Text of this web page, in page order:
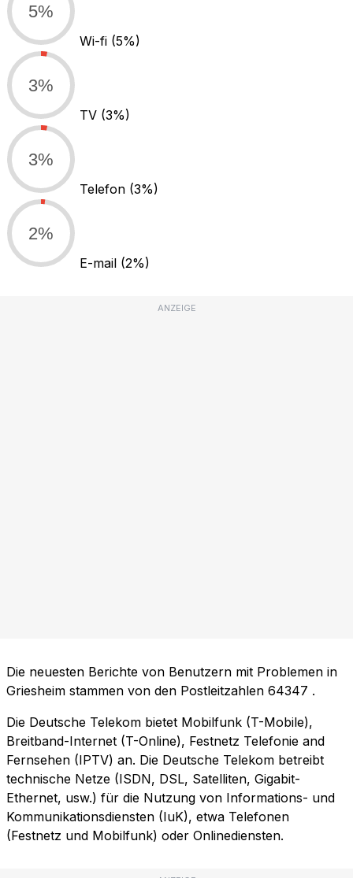
5%
Wi-fi (5%)
3%
TV (3%)
3%
Telefon (3%)
2%
E-mail (2%)
ANZEIGE
Die neuesten Berichte von Benutzern mit Problemen in
Griesheim stammen von den Postleitzahlen 64347 .
Die Deutsche Telekom bietet Mobilfunk (T-Mobile),
Breitband-Internet (T-Online), Festnetz Telefonie and
Fernsehen (IPTV) an. Die Deutsche Telekom betreibt
technische Netze (ISDN, DSL, Satelliten, Gigabit-
Ethernet, usw.) für die Nutzung von Informations- und
Kommunikationsdiensten (IuK), etwa Telefonen
(Festnetz und Mobilfunk) oder Onlinediensten.